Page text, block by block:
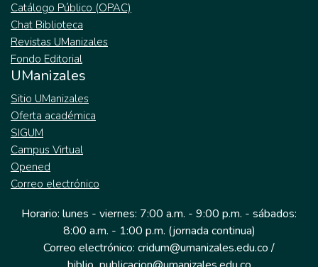
Catálogo Público (OPAC)
Chat Biblioteca
Revistas UManizales
Fondo Editorial
UManizales
Sitio UManizales
Oferta académica
SIGUM
Campus Virtual
Opened
Correo electrónico
Horario: lunes - viernes: 7:00 a.m. - 9:00 p.m. - sábados:
8:00 a.m. - 1:00 p.m. (jornada continua)
Correo electrónico: cridum@umanizales.edu.co /